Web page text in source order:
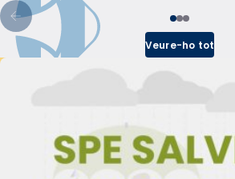
Veure-ho tot